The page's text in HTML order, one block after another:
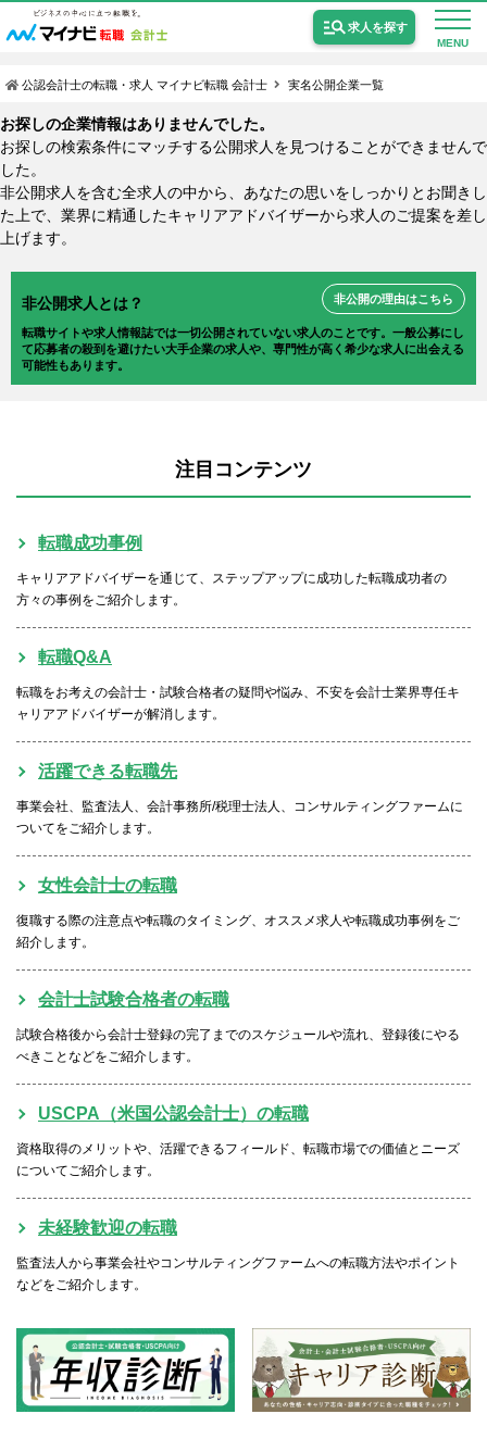
MENU
求人を探す
公認会計士の求人
公認会計士試験合格向けの求人
USCPA（米国公認会計士）の求人
転職お役立ち情報
非公開求人とは？
公認会計士の転職・求人 マイナビ転職 会計士 実名公開企業一覧
お探しの企業情報はありませんでした。
お探しの検索条件にマッチする公開求人を見つけることができませんで
した。
非公開求人を含む全求人の中から、あなたの思いをしっかりとお聞きし
た上で、業界に精通したキャリアアドバイザーから求人のご提案を差し
上げます。
非公開求人とは？
転職サイトや求人情報誌では一切公開されていない求人のことです。一般公募にし
て応募者の殺到を避けたい大手企業の求人や、専門性が高く希少な求人に出会える
可能性もあります。
非公開の理由はこちら
注目コンテンツ
転職成功事例
キャリアアドバイザーを通じて、ステップアップに成功した転職成功者の
方々の事例をご紹介します。
転職Q&A
転職をお考えの会計士・試験合格者の疑問や悩み、不安を会計士業界専任キ
ャリアアドバイザーが解消します。
活躍できる転職先
事業会社、監査法人、会計事務所/税理士法人、コンサルティングファームに
ついてをご紹介します。
女性会計士の転職
復職する際の注意点や転職のタイミング、オススメ求人や転職成功事例をご
紹介します。
会計士試験合格者の転職
試験合格後から会計士登録の完了までのスケジュールや流れ、登録後にやる
べきことなどをご紹介します。
USCPA（米国公認会計士）の転職
資格取得のメリットや、活躍できるフィールド、転職市場での価値とニーズ
についてご紹介します。
未経験歓迎の転職
監査法人から事業会社やコンサルティングファームへの転職方法やポイント
などをご紹介します。